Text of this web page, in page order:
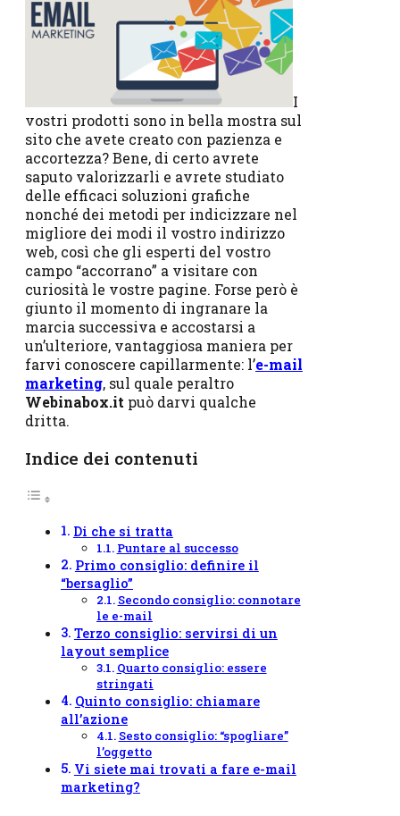
I
vostri prodotti sono in bella mostra sul
sito che avete creato con pazienza e
accortezza? Bene, di certo avrete
saputo valorizzarli e avrete studiato
delle efficaci soluzioni grafiche
nonché dei metodi per indicizzare nel
migliore dei modi il vostro indirizzo
web, così che gli esperti del vostro
campo “accorrano” a visitare con
curiosità le vostre pagine. Forse però è
giunto il momento di ingranare la
marcia successiva e accostarsi a
un’ulteriore, vantaggiosa maniera per
farvi conoscere capillarmente: l’e-mail
marketing, sul quale peraltro
Webinabox.it può darvi qualche
dritta.
Indice dei contenuti
Di che si tratta
Puntare al successo
Primo consiglio: definire il
“bersaglio”
Secondo consiglio: connotare
le e-mail
Terzo consiglio: servirsi di un
layout semplice
Quarto consiglio: essere
stringati
Quinto consiglio: chiamare
all’azione
Sesto consiglio: “spogliare”
l’oggetto
Vi siete mai trovati a fare e-mail
marketing?